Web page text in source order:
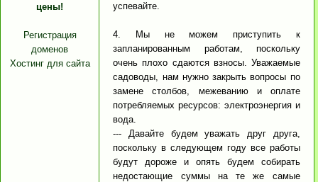
цены!
Регистрация
доменов
Хостинг для сайта
успевайте.
4. Мы не можем приступить к
запланированным работам, поскольку
очень плохо сдаются взносы. Уважаемые
садоводы, нам нужно закрыть вопросы по
замене столбов, межеванию и оплате
потребляемых ресурсов: электроэнергия и
вода.
--- Давайте будем уважать друг друга,
поскольку в следующем году все работы
будут дороже и опять будем собирать
недостающие суммы на те же самые